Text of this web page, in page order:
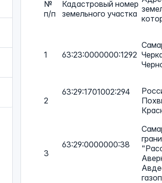
№
п/п
Кадастровый номер
земельного участка
1 63:23:0000000:1292
2
63:29:1701002:294
3
63:29:0000000:38